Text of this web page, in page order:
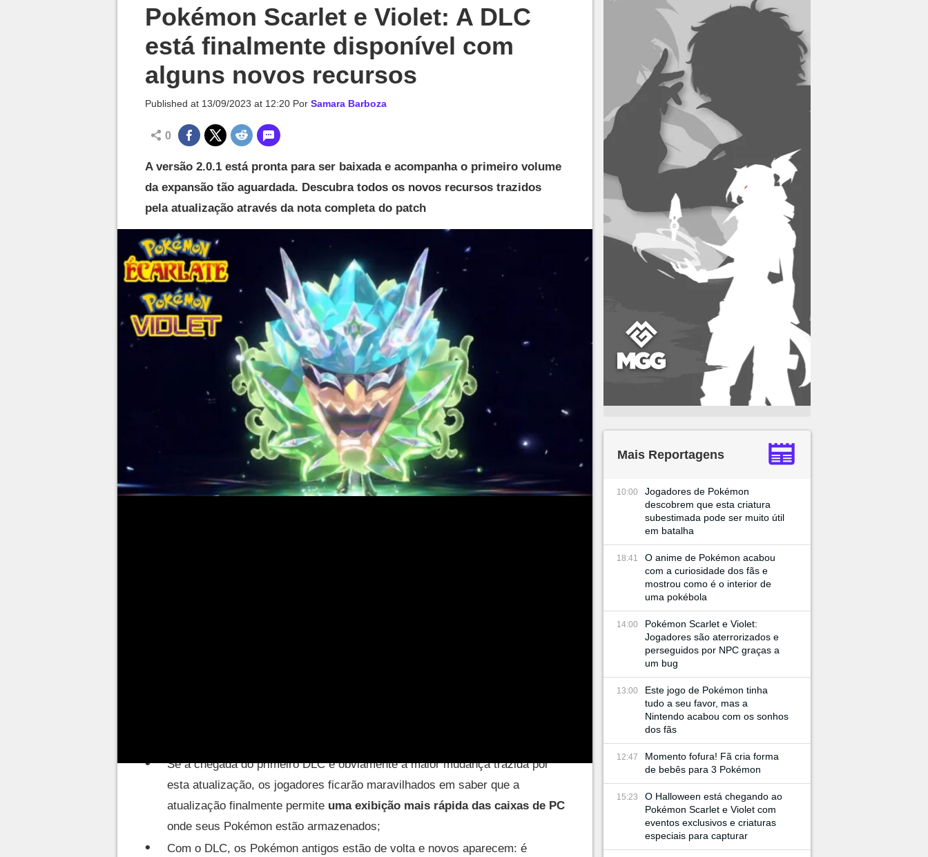
Pokémon Scarlet e Violet: A DLC
está finalmente disponível com
alguns novos recursos
Published at 13/09/2023 at 12:20 Por Samara Barboza
0
A versão 2.0.1 está pronta para ser baixada e acompanha o primeiro volume
da expansão tão aguardada. Descubra todos os novos recursos trazidos
pela atualização através da nota completa do patch
Se a chegada do primeiro DLC é obviamente a maior mudança trazida por
esta atualização, os jogadores ficarão maravilhados em saber que a
atualização finalmente permite uma exibição mais rápida das caixas de PC
onde seus Pokémon estão armazenados;
Com o DLC, os Pokémon antigos estão de volta e novos aparecem: é
Mais Reportagens
10:00
Jogadores de Pokémon
descobrem que esta criatura
subestimada pode ser muito útil
em batalha
18:41
O anime de Pokémon acabou
com a curiosidade dos fãs e
mostrou como é o interior de
uma pokébola
14:00
Pokémon Scarlet e Violet:
Jogadores são aterrorizados e
perseguidos por NPC graças a
um bug
13:00
Este jogo de Pokémon tinha
tudo a seu favor, mas a
Nintendo acabou com os sonhos
dos fãs
12:47
Momento fofura! Fã cria forma
de bebês para 3 Pokémon
15:23
O Halloween está chegando ao
Pokémon Scarlet e Violet com
eventos exclusivos e criaturas
especiais para capturar